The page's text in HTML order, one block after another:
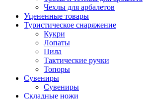
Чехлы для арбалетов
Уцененные товары
Туристическое снаряжение
Кукри
Лопаты
Пила
Тактические ручки
Топоры
Сувениры
Сувениры
Складные ножи